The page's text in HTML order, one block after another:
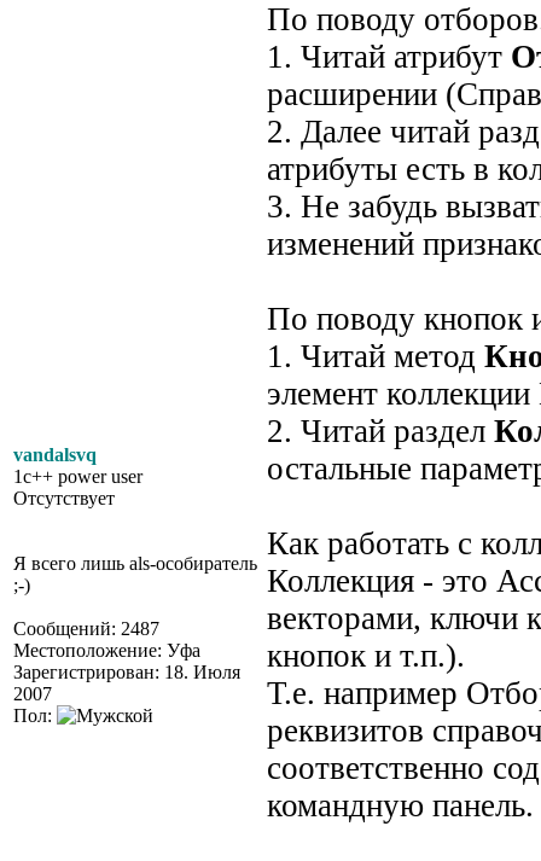
vandalsvq
1c++ power user
Отсутствует
Я всего лишь als-особиратель
;-)
Сообщений: 2487
Местоположение: Уфа
Зарегистрирован: 18. Июля
2007
Пол:
По поводу
1. Читай атрибут
расширении
2. Далее читай
атрибуты есть в
3. Не забудь
изменений
По поводу кнопок
1. Читай метод
элемент
2. Читай раздел
остальные
Как работать с
Коллекция - это
векторами, ключи
кнопок и т.п.).
Т.е. например
реквизитов
соответственно
командную панель.